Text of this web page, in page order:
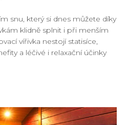
snu, který si dnes můžete díky
klidně splnit i při menším
vířivka nestojí statisíce,
a léčivé i relaxační účinky